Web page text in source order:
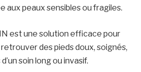
aux peaux sensibles ou fragiles.
est une solution efficace pour
des pieds doux, soignés,
soin long ou invasif.